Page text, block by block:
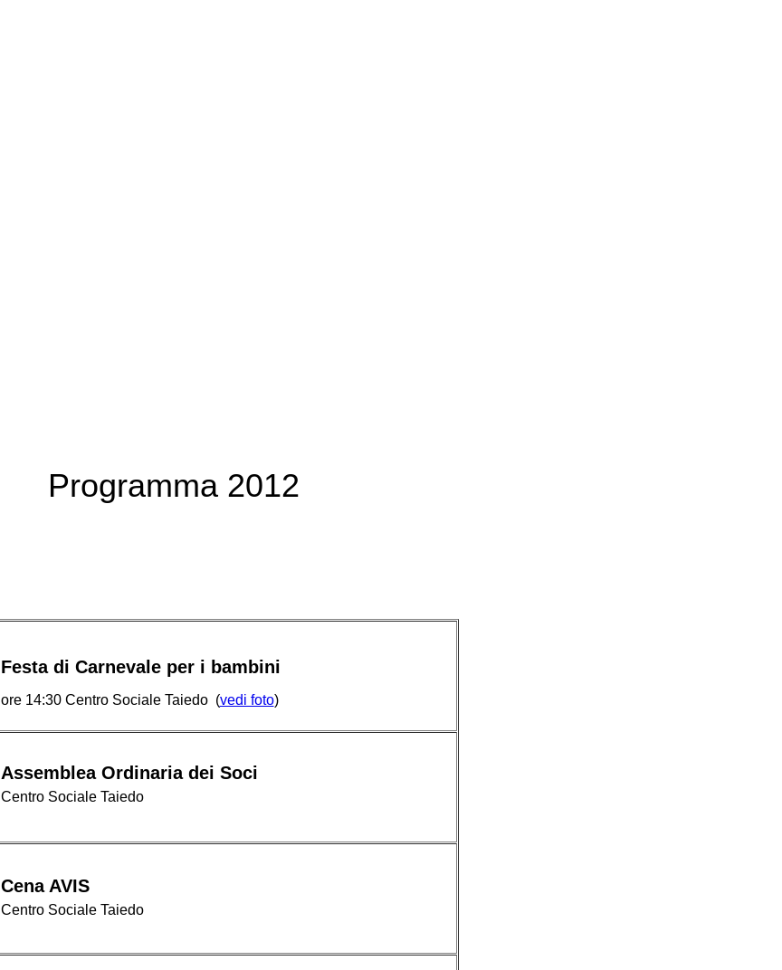
Programma 2012
Festa di Carnevale per i bambini
ore 14:30 Centro Sociale Taiedo (vedi foto)
Assemblea Ordinaria dei Soci
Centro Sociale Taiedo
Cena AVIS
Centro Sociale Taiedo